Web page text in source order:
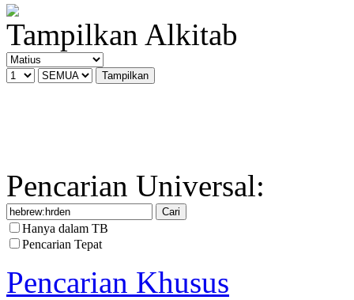
Tampilkan Alkitab
Pencarian Universal:
Hanya dalam TB
Pencarian Tepat
Pencarian Khusus